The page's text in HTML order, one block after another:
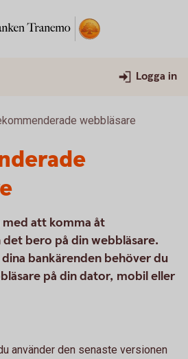
Logga in
webbläsare
att komma åt
bero på din webbläsare.
bankärenden behöver du
på din dator, mobil eller
använder den senaste versionen